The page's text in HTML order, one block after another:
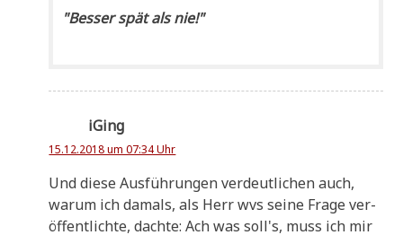
"Bes­ser spät als nie!"
iGing
15.12.2018 um 07:34 Uhr
Und die­se Aus­füh­run­gen ver­deut­li­chen auch,
war­um ich damals, als Herr wvs sei­ne Fra­ge ver­
öf­fent­lich­te, dach­te: Ach was soll's, muss ich mir